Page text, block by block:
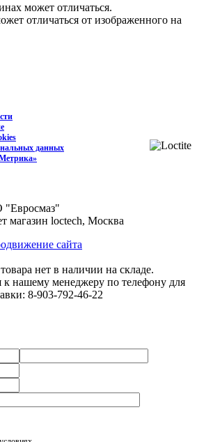
может отличаться.
отличаться от изображенного на
данных
магазин loctech, Москва
сайта
нет в наличии на складе.
к нашему менеджеру по телефону для
8-903-792-46-22